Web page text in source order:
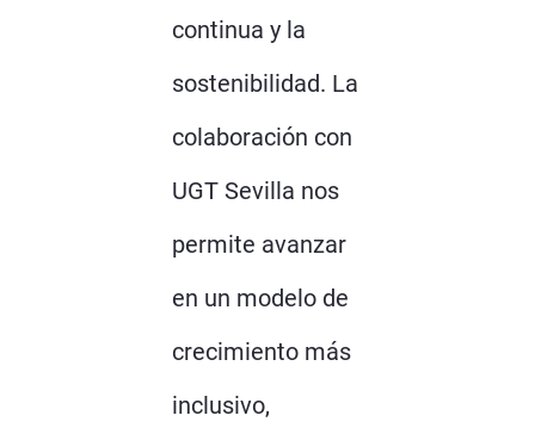
continua y la
sostenibilidad. La
colaboración con
UGT Sevilla nos
permite avanzar
en un modelo de
crecimiento más
inclusivo,